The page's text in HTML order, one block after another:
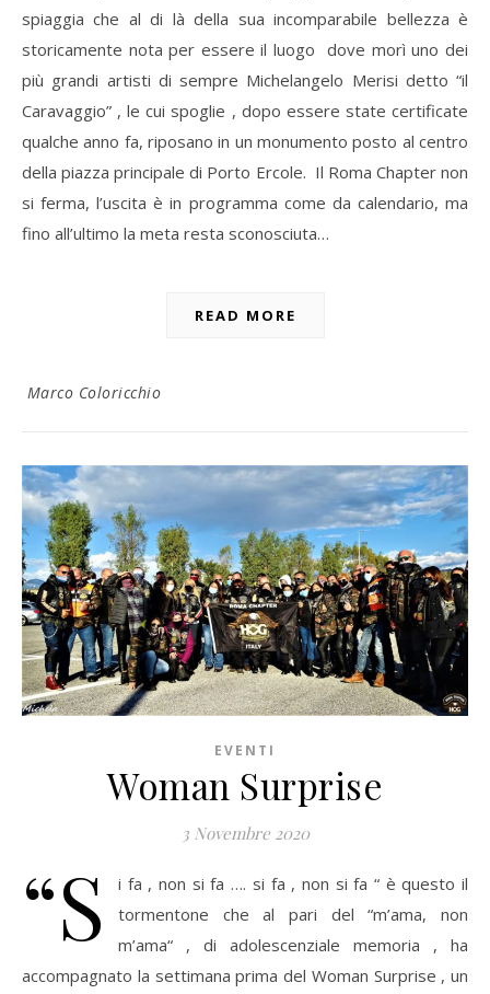
spiaggia che al di là della sua incomparabile bellezza è
storicamente nota per essere il luogo dove morì uno dei
più grandi artisti di sempre Michelangelo Merisi detto “il
Caravaggio” , le cui spoglie , dopo essere state certificate
qualche anno fa, riposano in un monumento posto al centro
della piazza principale di Porto Ercole. Il Roma Chapter non
si ferma, l’uscita è in programma come da calendario, ma
fino all’ultimo la meta resta sconosciuta…
READ MORE
Marco Coloricchio
EVENTI
Woman Surprise
3 Novembre 2020
“S
i fa , non si fa …. si fa , non si fa “ è questo il
tormentone che al pari del “m’ama, non
m’ama“ , di adolescenziale memoria , ha
accompagnato la settimana prima del Woman Surprise , un